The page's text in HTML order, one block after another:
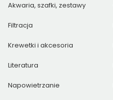
Akwaria, szafki, zestawy
Filtracja
Krewetki i akcesoria
Literatura
Napowietrzanie